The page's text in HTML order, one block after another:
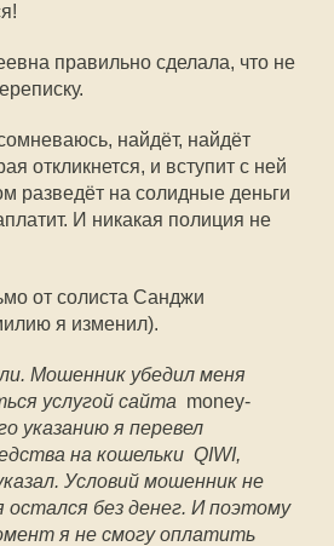
правильно сделала, что не
найдёт, найдёт
откликнется, и вступит с ней
разведёт на солидные деньги
И никакая полиция не
от солиста Санджи
я изменил).
Мошенник убедил меня
услугой сайта money-
указанию я перевел
на кошельки QIWI,
Условий мошенник не
остался без денег. И поэтому
я не смогу оплатить